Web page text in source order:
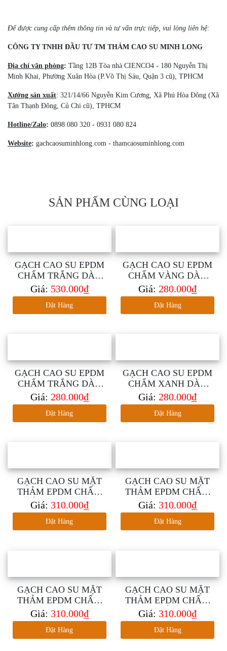
Để được cung cấp thêm thông tin và tư vấn trực tiếp, vui lòng liên hệ:
CÔNG TY TNHH ĐẦU TƯ TM THẢM CAO SU MINH LONG
Địa chỉ văn phòng: Tầng 12B Tòa nhà CIENCO4 - 180 Nguyễn Thị
Minh Khai, Phường Xuân Hòa (P.Võ Thị Sáu, Quận 3 cũ), TPHCM
Xưởng sản xuất: 321/14/66 Nguyễn Kim Cương, Xã Phú Hòa Đông (Xã
Tân Thạnh Đông, Củ Chi cũ), TPHCM
Hotline/Zalo: 0898 080 320 - 0931 080 824
Website: gachcaosuminhlong.com - thamcaosuminhlong.com
SẢN PHẨM CÙNG LOẠI
GẠCH CAO SU EPDM
CHẤM TRẮNG DÀY
30MM
Giá: 530.000₫
Đặt Hàng
GẠCH CAO SU EPDM
CHẤM VÀNG DÀY
10MM
Giá: 280.000₫
Đặt Hàng
GẠCH CAO SU EPDM
CHẤM TRẮNG DÀY
10MM
Giá: 280.000₫
Đặt Hàng
GẠCH CAO SU EPDM
CHẤM XANH DÀY
10MM
Giá: 280.000₫
Đặt Hàng
GẠCH CAO SU MẶT
THẢM EPDM CHẤM
TRẮNG DÀY 15MM
Giá: 310.000₫
Đặt Hàng
GẠCH CAO SU MẶT
THẢM EPDM CHẤM
VÀNG DÀY 15MM
Giá: 310.000₫
Đặt Hàng
GẠCH CAO SU MẶT
THẢM EPDM CHẤM
XANH DÀY 15MM
Giá: 310.000₫
Đặt Hàng
GẠCH CAO SU MẶT
THẢM EPDM CHẤM
CAM TRẮNG DÀY
15MM
Giá: 310.000₫
Đặt Hàng